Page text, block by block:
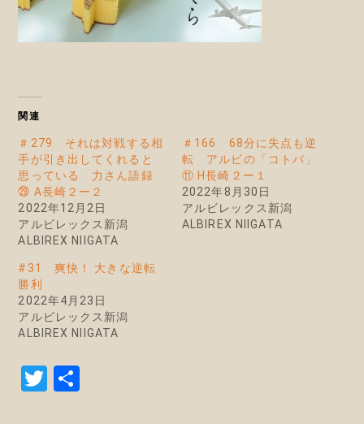
関連
＃279 それは対戦する相
手が引き出してくれると
思っている 力さん語録
㉙ A長崎２ー２
2022年12月2日
アルビレックス新潟
ALBIREX NIIGATA
＃166 68分に失点も逆
転 アルビの「コトバ」
⑪ H長崎２ー１
2022年8月30日
アルビレックス新潟
ALBIREX NIIGATA
#31 爽快！ 大きな逆転
勝利
2022年4月23日
アルビレックス新潟
ALBIREX NIIGATA
T